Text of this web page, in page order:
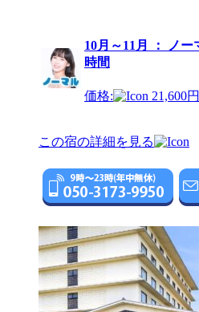
10月～11月 ： ノ
時間
価格: 21,600
この宿の詳細を見る